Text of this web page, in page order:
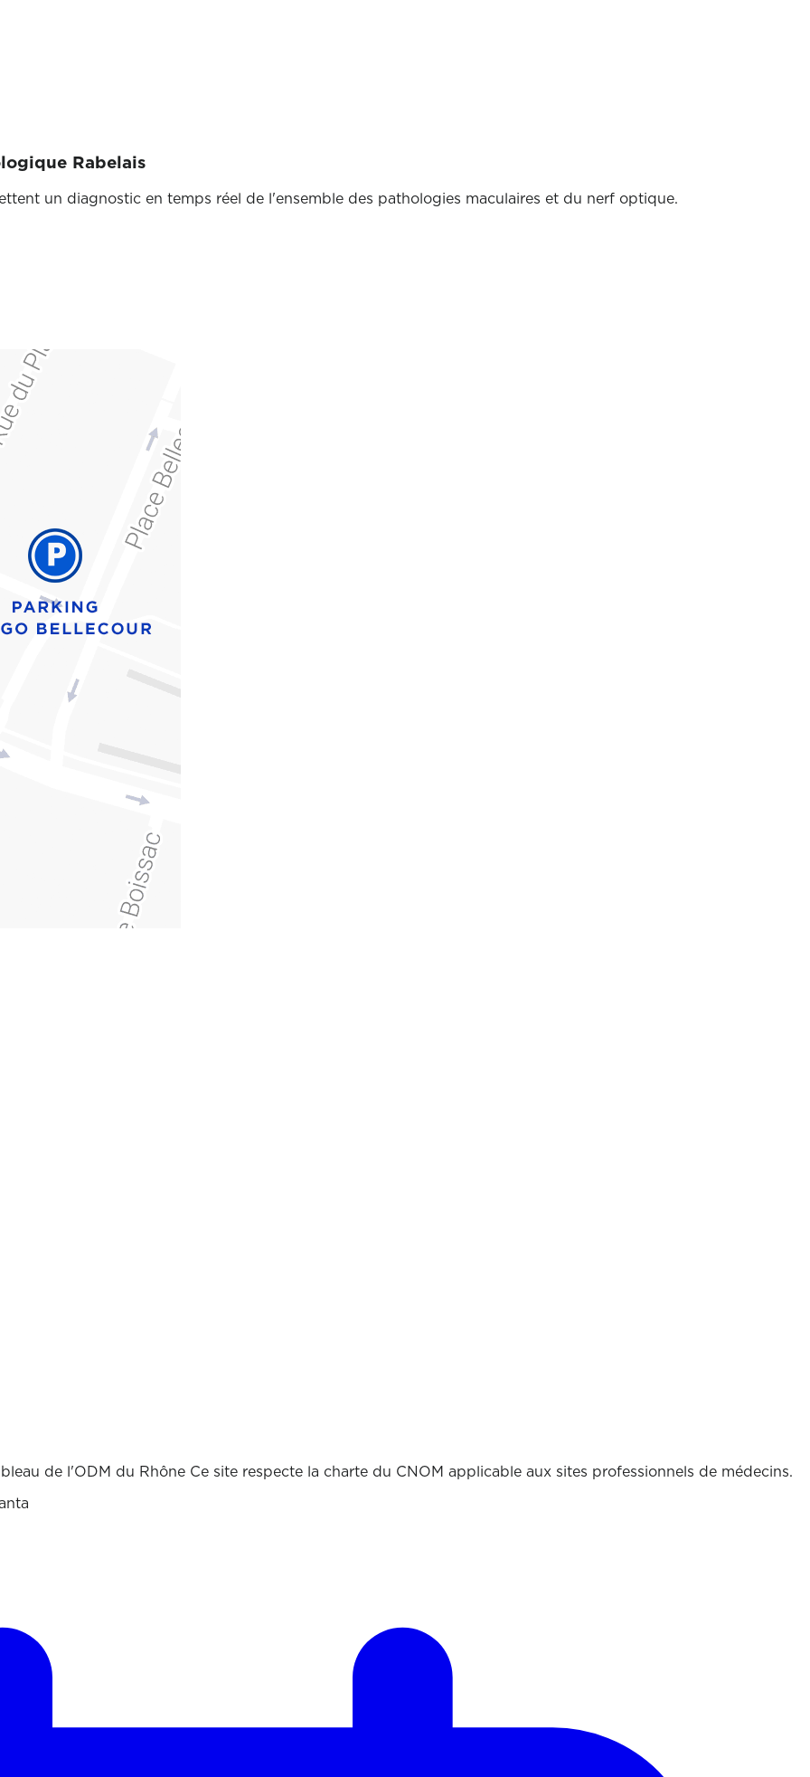
Rabelais
un diagnostic en temps réel de l'ensemble des pathologies maculaires et du nerf optique.
de l'ODM du Rhône Ce site respecte la charte du CNOM applicable aux sites professionnels de médecins.